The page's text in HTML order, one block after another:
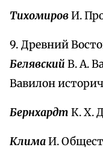
ТихомировИ.
9. Древний
Белявский В. А.
Вавилон
Бернхардт К. Х.
КлимаИ.